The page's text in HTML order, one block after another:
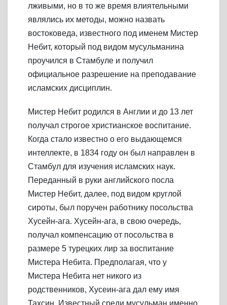
лживыми, но в то же время влиятельными
являлись их методы, можно назвать
востоковеда, известного под именем Мистер
Небит, который под видом мусульманина
проучился в Стамбуле и получил
официальное разрешение на преподавание
исламских дисциплин.
Мистер Небит родился в Англии и до 13 лет
получал строгое христианское воспитание.
Когда стало известно о его выдающемся
интеллекте, в 1834 году он был направлен в
Стамбул для изучения исламских наук.
Переданный в руки английского посла
Мистер Небит, далее, под видом круглой
сироты, был поручен работнику посольства
Хусейн-ага. Хусейн-ага, в свою очередь,
получал компенсацию от посольства в
размере 5 турецких лир за воспитание
Мистера Небита. Предполагая, что у
Мистера Небита нет никого из
родственников, Хусеин-ага дал ему имя